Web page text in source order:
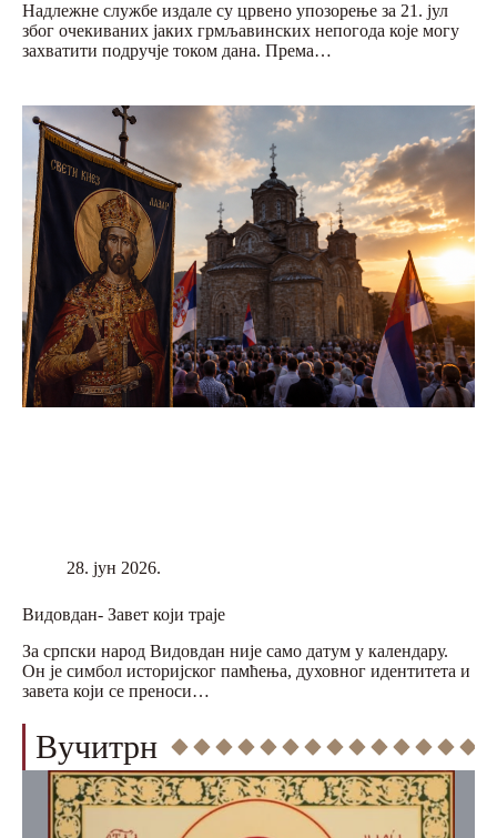
Надлежне службе издале су црвено упозорење за 21. јул
због очекиваних јаких грмљавинских непогода које могу
захватити подручје током дана. Према…
28. јун 2026.
Видовдан- Завет који траје
За српски народ Видовдан није само датум у календару.
Он је симбол историјског памћења, духовног идентитета и
завета који се преноси…
Вучитрн